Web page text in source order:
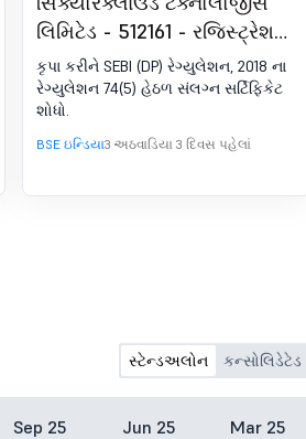
લિમિટેડ - 512161 - રજિસ્ટ્રેશન
હેઠળ કમ્પ્લાયન્સ-સર્ટિફિકેટ.
SEBI (DP) રેગ્યુલેશન્સ, 2018 ના
74 (5)
કૃપા કરીને SEBI (DP) રેગ્યુલેશન, 2018 ના
રેગ્યુલેશન 74(5) હેઠળ સંલગ્ન સર્ટિફિકેટ
શોધો.
BSE ઇન્ડિયા3 અઠવાડિયા 3 દિવસ પહેલાં
સ્ટેન્ડઅલોન કન્સોલિડેટેડ
Sep 25 Jun 25 Mar 25